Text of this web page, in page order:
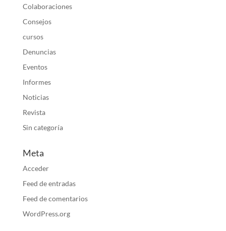
Colaboraciones
Consejos
cursos
Denuncias
Eventos
Informes
Noticias
Revista
Sin categoría
Meta
Acceder
Feed de entradas
Feed de comentarios
WordPress.org